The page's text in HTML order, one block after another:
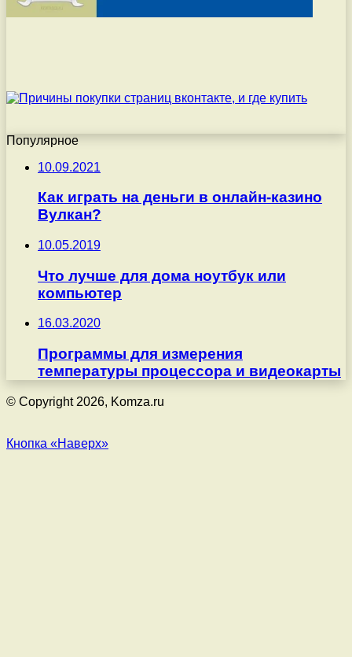
Популярное
10.09.2021
Как играть на деньги в онлайн-казино
Вулкан?
10.05.2019
Что лучше для дома ноутбук или
компьютер
16.03.2020
Программы для измерения
температуры процессора и видеокарты
© Copyright 2026, Komza.ru
Кнопка «Наверх»